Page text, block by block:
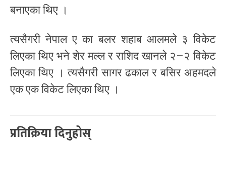
बनाएका थिए ।
त्यसैगरी नेपाल ए का बलर शहाब आलमले ३ विकेट
लिएका थिए भने शेर मल्ल र राशिद खानले २–२ विकेट
लिएका थिए । त्यसैगरी सागर ढकाल र बसिर अहमदले
एक एक विकेट लिएका थिए ।
प्रतिक्रिया दिनुहोस्